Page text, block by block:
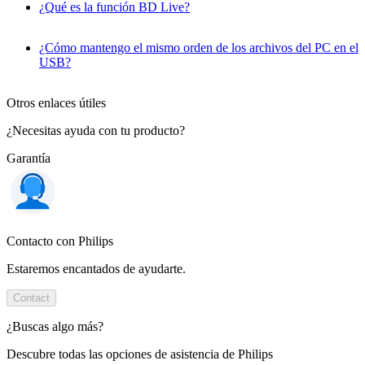
¿Qué es la función BD Live?
¿Cómo mantengo el mismo orden de los archivos del PC en el
USB?
Otros enlaces útiles
¿Necesitas ayuda con tu producto?
Garantía
Contacto con Philips
Estaremos encantados de ayudarte.
Contact
¿Buscas algo más?
Descubre todas las opciones de asistencia de Philips